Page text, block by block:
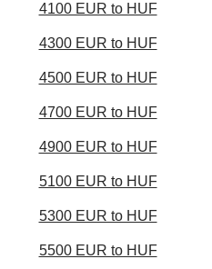
4100 EUR to HUF
4300 EUR to HUF
4500 EUR to HUF
4700 EUR to HUF
4900 EUR to HUF
5100 EUR to HUF
5300 EUR to HUF
5500 EUR to HUF